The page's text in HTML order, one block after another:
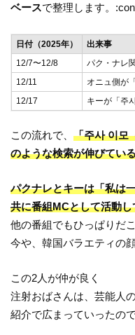
ベースで整理します。
日付（2025年）
出来事
12/7〜12/8
パク・ナレ
12/11
オニュ側が
12/17
キーが「주
この流れで、「주사 이모
のような検索が伸びてい
パクナレとキーは「私は
共に番組MCとして活動
他の番組でもひっぱりだ
今や、韓国バラエティの
この2人が仲が良く
注射おばさんは、芸能人
紹介で広まっていったので